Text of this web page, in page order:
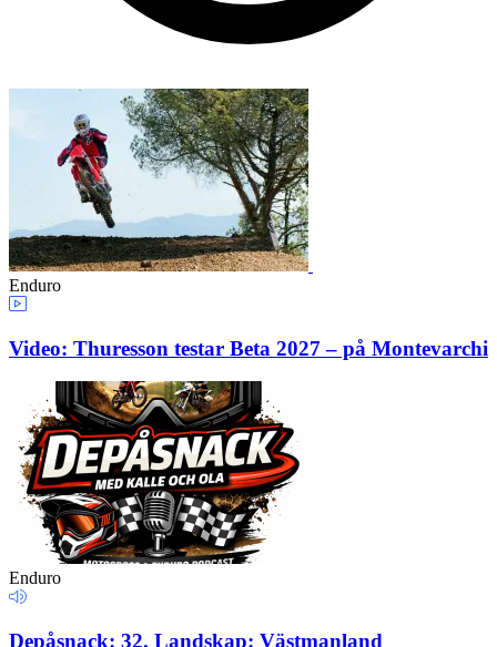
Enduro
Video: Thuresson testar Beta 2027 – på Montevarchi
Enduro
Depåsnack: 32. Landskap: Västmanland